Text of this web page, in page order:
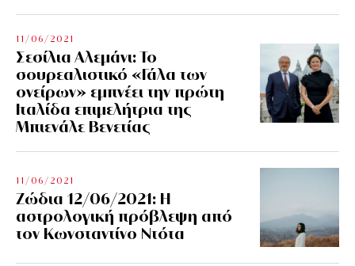
11/06/2021
Σεσίλια Αλεμάνι: Το
σουρεαλιστικό «Γάλα των
ονείρων» εμπνέει την πρώτη
Ιταλίδα επιμελήτρια της
Μπιενάλε Βενετίας
11/06/2021
Ζώδια 12/06/2021: Η
αστρολογική πρόβλεψη από
τον Κωνσταντίνο Ντότα